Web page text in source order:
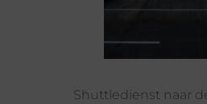
Shuttledienst naar